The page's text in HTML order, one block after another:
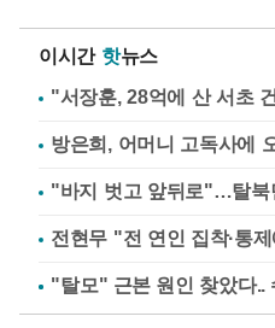
이시간 핫뉴스
"서장훈, 28억에 산 서초
방은희, 어머니 고독사에
"바지 벗고 앞뒤로"…탈북
전현무 "전 연인 집착·통